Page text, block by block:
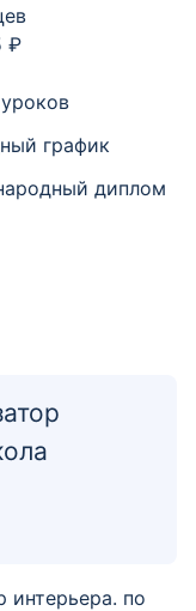
₽
график
диплом
интерьера. по